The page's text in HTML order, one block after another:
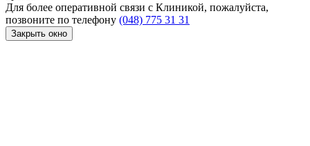
Для более оперативной связи с Клиникой, пожалуйста,
позвоните по телефону (048) 775 31 31
Закрыть окно